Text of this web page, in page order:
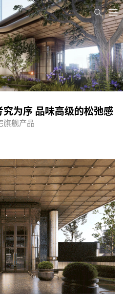
为序 品味高级的松弛感
旗舰产品